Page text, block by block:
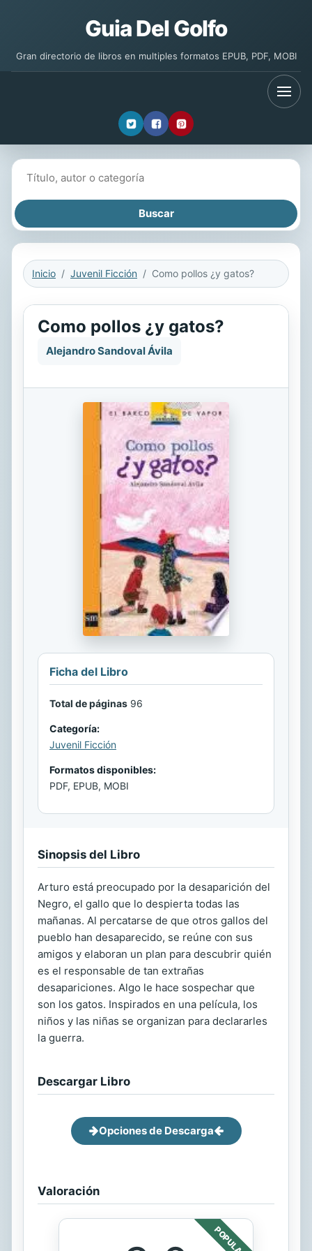
Guia Del Golfo
Gran directorio de libros en multiples formatos EPUB, PDF, MOBI
Inicio Juvenil Ficción Como pollos ¿y gatos?
Como pollos ¿y gatos?
Alejandro Sandoval Ávila
Ficha del Libro
Total de páginas 96
Categoría:
Juvenil Ficción
Formatos disponibles:
PDF, EPUB, MOBI
Sinopsis del Libro
Arturo está preocupado por la desaparición del
Negro, el gallo que lo despierta todas las
mañanas. Al percatarse de que otros gallos del
pueblo han desaparecido, se reúne con sus
amigos y elaboran un plan para descubrir quién
es el responsable de tan extrañas
desapariciones. Algo le hace sospechar que
son los gatos. Inspirados en una película, los
niños y las niñas se organizan para declararles
la guerra.
Descargar Libro
Opciones de Descarga
Valoración
POPULAR